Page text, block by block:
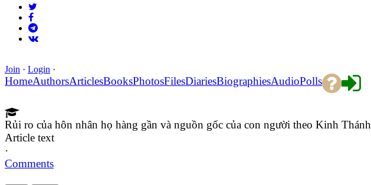
Join · Login ·
HomeAuthorsArticlesBooksPhotosFilesDiariesBiographiesAudioPolls
Rủi ro của hôn nhân họ hàng gần và nguồn gốc của con người theo Kinh Thánh
Article text
·
Comments